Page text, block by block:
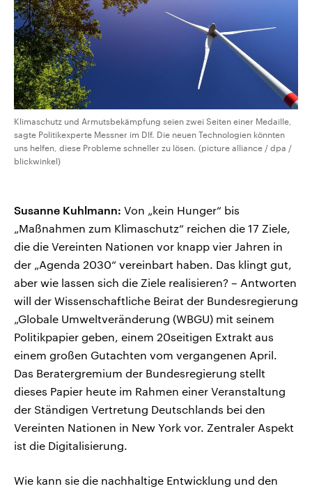
Klimaschutz und Armutsbekämpfung seien zwei Seiten einer Medaille,
sagte Politikexperte Messner im Dlf. Die neuen Technologien könnten
uns helfen, diese Probleme schneller zu lösen. (picture alliance / dpa /
blickwinkel)
Susanne Kuhlmann: Von „kein Hunger“ bis
„Maßnahmen zum Klimaschutz“ reichen die 17 Ziele,
die die Vereinten Nationen vor knapp vier Jahren in
der „Agenda 2030“ vereinbart haben. Das klingt gut,
aber wie lassen sich die Ziele realisieren? – Antworten
will der Wissenschaftliche Beirat der Bundesregierung
„Globale Umweltveränderung (WBGU) mit seinem
Politikpapier geben, einem 20seitigen Extrakt aus
einem großen Gutachten vom vergangenen April.
Das Beratergremium der Bundesregierung stellt
dieses Papier heute im Rahmen einer Veranstaltung
der Ständigen Vertretung Deutschlands bei den
Vereinten Nationen in New York vor. Zentraler Aspekt
ist die Digitalisierung.
Wie kann sie die nachhaltige Entwicklung und den